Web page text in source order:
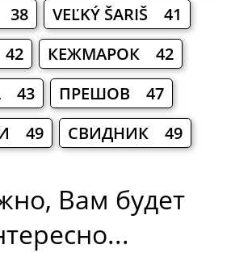
38
VEĽKÝ ŠARIŠ 41
КЕЖМАРОК 42
43
ПРЕШОВ 47
49
СВИДНИК 49
Вам будет